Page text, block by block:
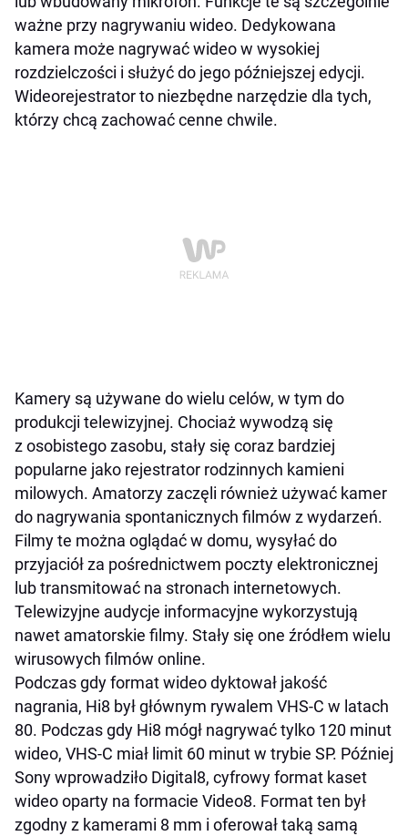
ważne przy nagrywaniu wideo. Dedykowana
kamera może nagrywać wideo w wysokiej
rozdzielczości i służyć do jego późniejszej edycji.
Wideorejestrator to niezbędne narzędzie dla tych,
którzy chcą zachować cenne chwile.
Kamery są używane do wielu celów, w tym do
produkcji telewizyjnej. Chociaż wywodzą się
z osobistego zasobu, stały się coraz bardziej
popularne jako rejestrator rodzinnych kamieni
milowych. Amatorzy zaczęli również używać kamer
do nagrywania spontanicznych filmów z wydarzeń.
Filmy te można oglądać w domu, wysyłać do
przyjaciół za pośrednictwem poczty elektronicznej
lub transmitować na stronach internetowych.
Telewizyjne audycje informacyjne wykorzystują
nawet amatorskie filmy. Stały się one źródłem wielu
wirusowych filmów online.
Podczas gdy format wideo dyktował jakość
nagrania, Hi8 był głównym rywalem VHS-C w latach
80. Podczas gdy Hi8 mógł nagrywać tylko 120 minut
wideo, VHS-C miał limit 60 minut w trybie SP. Później
Sony wprowadziło Digital8, cyfrowy format kaset
wideo oparty na formacie Video8. Format ten był
zgodny z kamerami 8 mm i oferował taką samą